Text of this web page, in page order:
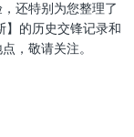
还特别为您整理了
】的历史交锋记录和
，敬请关注。